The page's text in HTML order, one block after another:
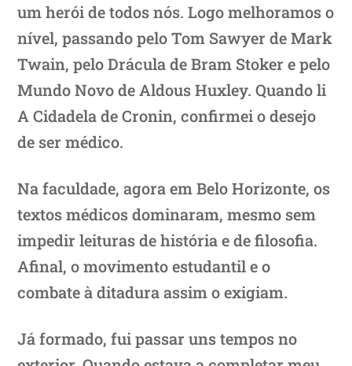
um herói de todos nós. Logo melhoramos o
nível, passando pelo Tom Sawyer de Mark
Twain, pelo Drácula de Bram Stoker e pelo
Mundo Novo de Aldous Huxley. Quando li
A Cidadela de Cronin, confirmei o desejo
de ser médico.
Na faculdade, agora em Belo Horizonte, os
textos médicos dominaram, mesmo sem
impedir leituras de história e de filosofia.
Afinal, o movimento estudantil e o
combate à ditadura assim o exigiam.
Já formado, fui passar uns tempos no